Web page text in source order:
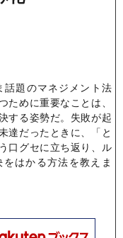
題のマネジメント法
ために重要なことは、
する姿勢だ。失敗が起
達だったときに、「と
口グセに立ち返り、ル
はかる方法を教えま